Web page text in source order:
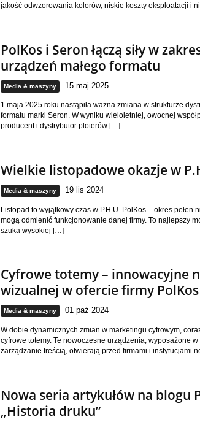
jakość odwzorowania kolorów, niskie koszty eksploatacji i
PolKos i Seron łączą siły w
urządzeń małego formatu
Media & maszyny 15 maj 2025
1 maja 2025 roku nastąpiła ważna zmiana w strukturze
formatu marki Seron. W wyniku wieloletniej, owocnej
producent i dystrybutor ploterów […]
Wielkie listopadowe okazje w
Media & maszyny 19 lis 2024
Listopad to wyjątkowy czas w P.H.U. PolKos – okres pełen
mogą odmienić funkcjonowanie danej firmy. To najlepszy
szuka wysokiej […]
Cyfrowe totemy – innowacyjne
wizualnej w ofercie firmy PolKos
Media & maszyny 01 paź 2024
W dobie dynamicznych zmian w marketingu cyfrowym,
cyfrowe totemy. Te nowoczesne urządzenia, wyposażone
zarządzanie treścią, otwierają przed firmami i instytucjami
Nowa seria artykułów na blogu
„Historia druku”